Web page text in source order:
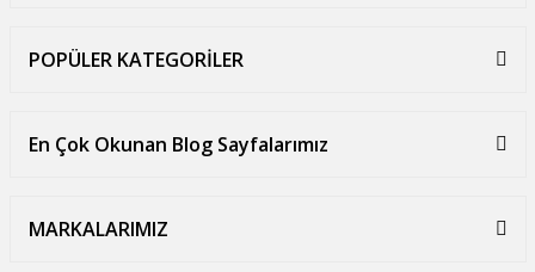
POPÜLER KATEGORİLER
En Çok Okunan Blog Sayfalarımız
MARKALARIMIZ